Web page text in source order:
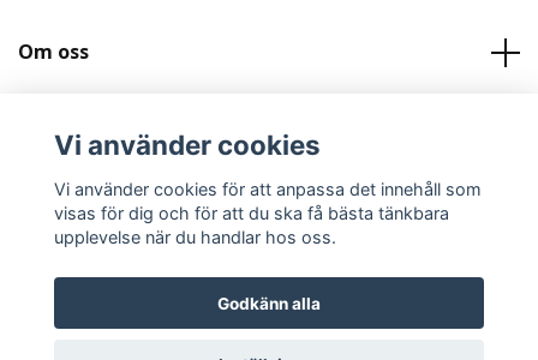
Om oss
Köpvilkor och Kontakt
Vi använder cookies
Vi använder cookies för att anpassa det innehåll som
visas för dig och för att du ska få bästa tänkbara
upplevelse när du handlar hos oss.
Godkänn alla